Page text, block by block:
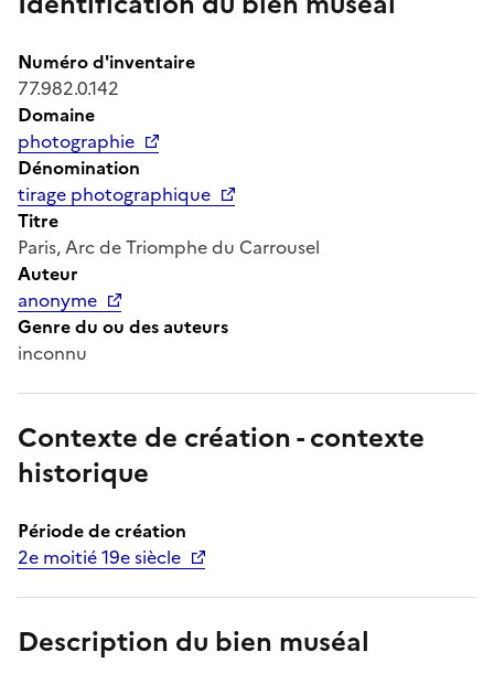
Numéro d'inventaire
77.982.0.142
Domaine
photographie
Dénomination
tirage photographique
Titre
Paris, Arc de Triomphe du Carrousel
Auteur
anonyme
Genre du ou des auteurs
inconnu
Contexte de création - contexte
historique
Période de création
2e moitié 19e siècle
Description du bien muséal